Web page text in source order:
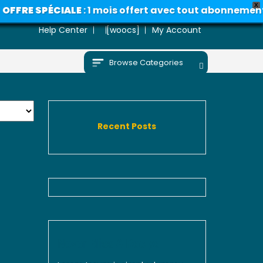
X
SPÉCIALE: 1 mois offert avec tout abonnement
Help Center [woocs] My Account
Browse Categories
Recent Posts